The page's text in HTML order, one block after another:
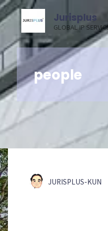
コ
ン
ン
ツ
へ
ス
ッ
Jurisplus
GLOBAL IP
people
JURISPLUS-KUN